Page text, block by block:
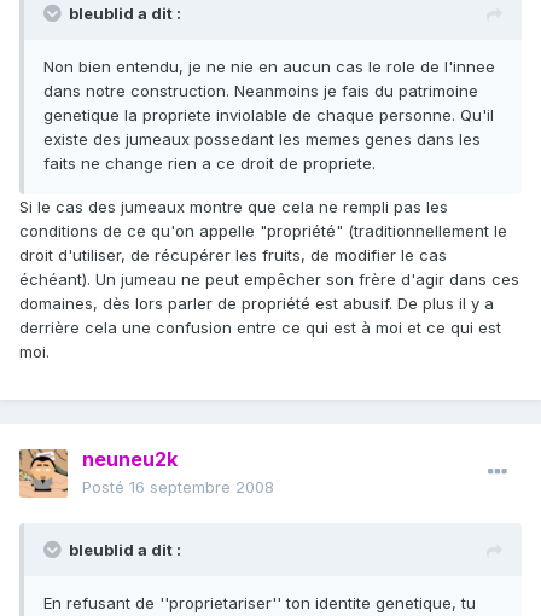
bleublid a dit :
Non bien entendu, je ne nie en aucun cas le role de l'innee
dans notre construction. Neanmoins je fais du patrimoine
genetique la propriete inviolable de chaque personne. Qu'il
existe des jumeaux possedant les memes genes dans les
faits ne change rien a ce droit de propriete.
Si le cas des jumeaux montre que cela ne rempli pas les
conditions de ce qu'on appelle "propriété" (traditionnellement le
droit d'utiliser, de récupérer les fruits, de modifier le cas
échéant). Un jumeau ne peut empêcher son frère d'agir dans ces
domaines, dès lors parler de propriété est abusif. De plus il y a
derrière cela une confusion entre ce qui est à moi et ce qui est
moi.
neuneu2k
Posté 16 septembre 2008
bleublid a dit :
En refusant de ''proprietariser'' ton identite genetique, tu